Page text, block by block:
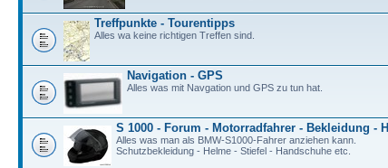
Treffpunkte - Tourentipps
Alles wa keine richtigen Treffen sind.
Navigation - GPS
Alles was mit Navgation und GPS zu tun hat.
S 1000 - Forum - Motorradfahrer - Bekleidung -
Alles was man als BMW-S1000-Fahrer anziehen kann.
Schutzbekleidung - Helme - Stiefel - Handschuhe etc.